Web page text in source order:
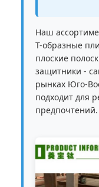
Наш
Т-образные
плоские
защитники -
рынках Юго-
подходит для
предпочтений.